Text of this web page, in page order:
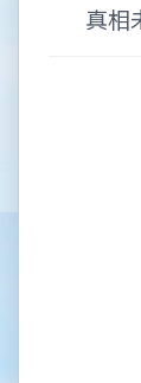
真相